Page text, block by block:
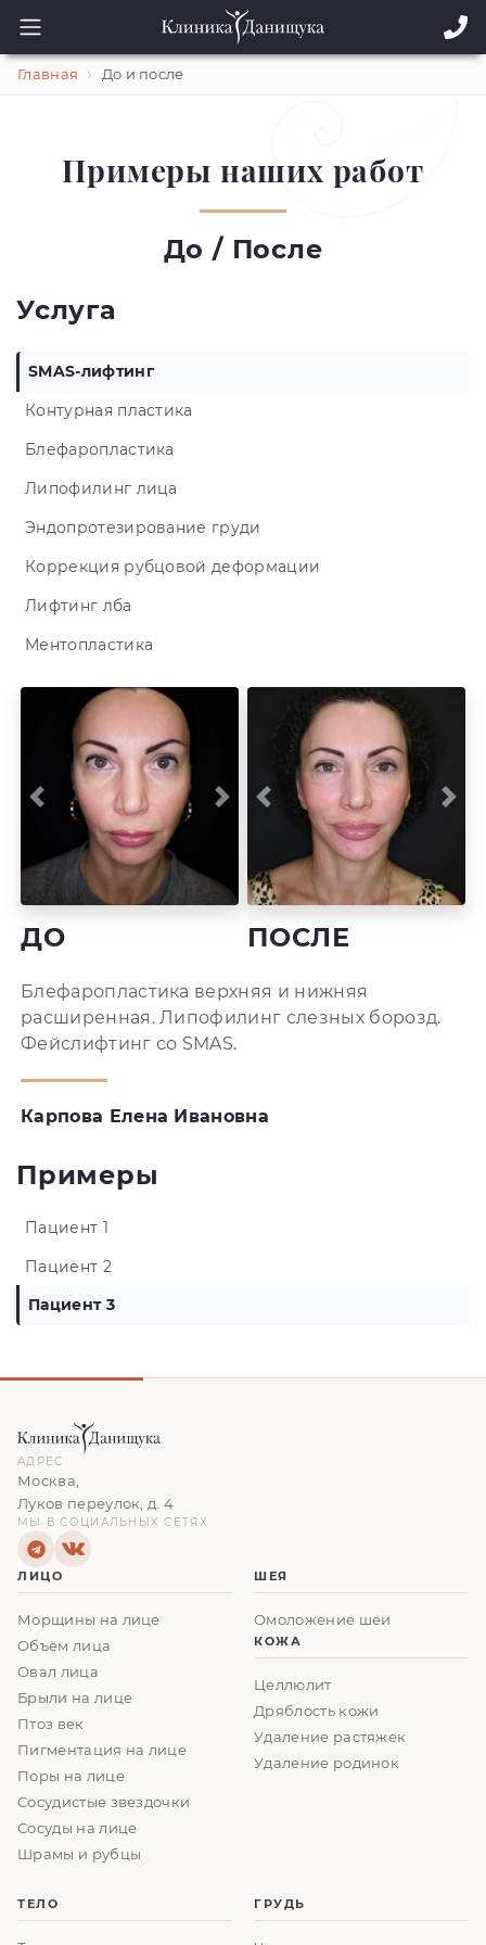
Главная До и после
Примеры наших работ
До / После
Услуга
SMAS-лифтинг
Контурная пластика
Блефаропластика
Липофилинг лица
Эндопротезирование груди
Коррекция рубцовой деформации
Лифтинг лба
Ментопластика
Previous Next
ДО
Previous
ПОСЛЕ
Блефаропластика верхняя и нижняя
расширенная. Липофилинг слезных борозд.
Фейслифтинг со SMAS.
Карпова Елена Ивановна
Примеры
Пациент 1
Пациент 2
Пациент 3
АДРЕС
Москва,
Луков переулок, д. 4
МЫ В СОЦИАЛЬНЫХ СЕТЯХ
ЛИЦО
Морщины на лице
Объём лица
Овал лица
Брыли на лице
Птоз век
Пигментация на лице
Поры на лице
Сосудистые звездочки
Сосуды на лице
Шрамы и рубцы
ШЕЯ
Омоложение шеи
КОЖА
Целлюлит
Дряблость кожи
Удаление растяжек
Удаление родинок
ТЕЛО ГРУДЬ